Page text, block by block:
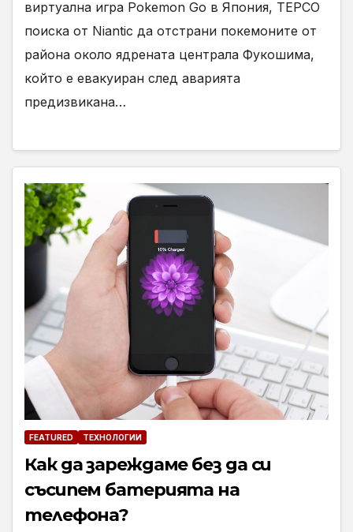
виртуална игра Pokemon Go в Япония, TEPCO
поиска от Niantic да отстрани покемоните от
района около ядрената централа Фукошима,
който е евакуиран след аварията
предизвикана…
FEATURED ТЕХНОЛОГИИ
Как да зареждаме без да си
съсипем батерията на
телефона?